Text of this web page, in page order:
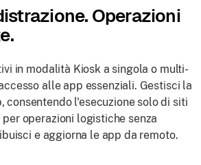
Operazioni
in modalità Kiosk a singola o multi-
alle app essenziali. Gestisci la
consentendo l'esecuzione solo di siti
operazioni logistiche senza
e aggiorna le app da remoto.